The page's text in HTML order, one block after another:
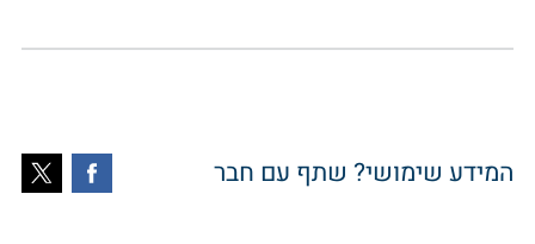
המידע שימושי? שתף עם חבר